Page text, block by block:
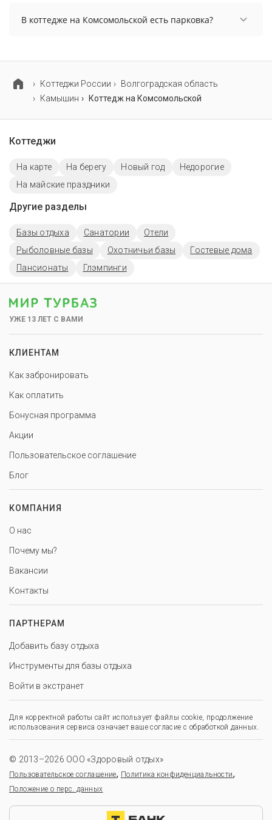
В коттедже на Комсомольской есть парковка?
отдельно.
Коттеджи России
Волгоградская область
Камышин
Коттедж на Комсомольской
Коттеджи
На карте На берегу Новый год
Недорогие
На майские праздники
Другие разделы
Базы отдыха Санатории
Отели
Рыболовные базы
Охотничьи базы
Гостевые дома
Пансионаты
Глэмпинги
УЖЕ 13 ЛЕТ С ВАМИ
КЛИЕНТАМ
Как забронировать
Как оплатить
Бонусная программа
Акции
Пользовательское соглашение
Блог
КОМПАНИЯ
О нас
Почему мы?
Вакансии
Контакты
ПАРТНЕРАМ
Добавить базу отдыха
Инструменты для базы отдыха
Войти в экстранет
Для корректной работы сайт использует файлы cookie, продолжение
использования сервиса означает ваше согласие с обработкой данных.
© 2013–2026 ООО «Здоровый отдых»
Пользовательское соглашение, Политика конфиденциальности,
Положение о перс. данных